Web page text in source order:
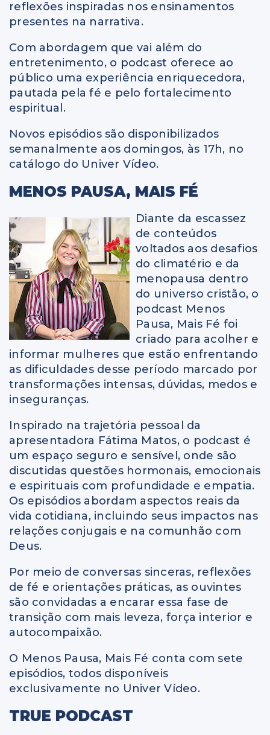
reflexões inspiradas nos ensinamentos
presentes na narrativa.
Com abordagem que vai além do
entretenimento, o podcast oferece ao
público uma experiência enriquecedora,
pautada pela fé e pelo fortalecimento
espiritual.
Novos episódios são disponibilizados
semanalmente aos domingos, às 17h, no
catálogo do Univer Vídeo.
MENOS PAUSA, MAIS FÉ
Diante da escassez
de conteúdos
voltados aos desafios
do climatério e da
menopausa dentro
do universo cristão, o
podcast Menos
Pausa, Mais Fé foi
criado para acolher e
informar mulheres que estão enfrentando
as dificuldades desse período marcado por
transformações intensas, dúvidas, medos e
inseguranças.
Inspirado na trajetória pessoal da
apresentadora Fátima Matos, o podcast é
um espaço seguro e sensível, onde são
discutidas questões hormonais, emocionais
e espirituais com profundidade e empatia.
Os episódios abordam aspectos reais da
vida cotidiana, incluindo seus impactos nas
relações conjugais e na comunhão com
Deus.
Por meio de conversas sinceras, reflexões
de fé e orientações práticas, as ouvintes
são convidadas a encarar essa fase de
transição com mais leveza, força interior e
autocompaixão.
O Menos Pausa, Mais Fé conta com sete
episódios, todos disponíveis
exclusivamente no Univer Vídeo.
TRUE PODCAST